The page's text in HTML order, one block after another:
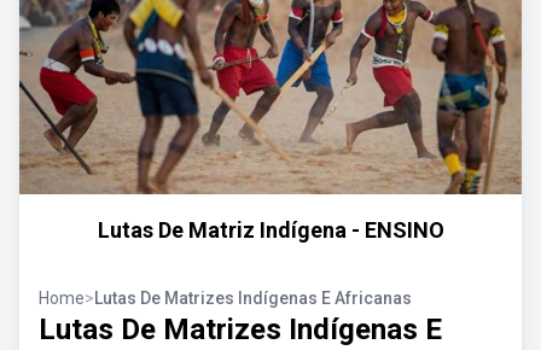
Lutas De Matriz Indígena - ENSINO
Home>Lutas De Matrizes Indígenas E Africanas
Lutas De Matrizes Indígenas E